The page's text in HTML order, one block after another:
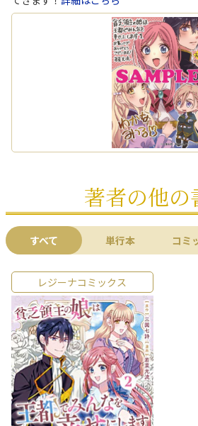
著者の他の
すべて 単行本 コミ
レジーナコミックス